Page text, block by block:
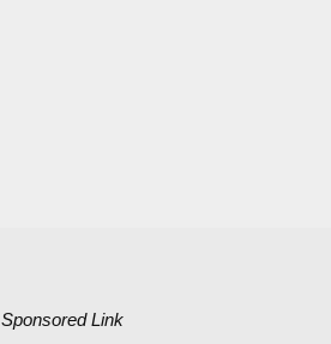
Sponsored Link